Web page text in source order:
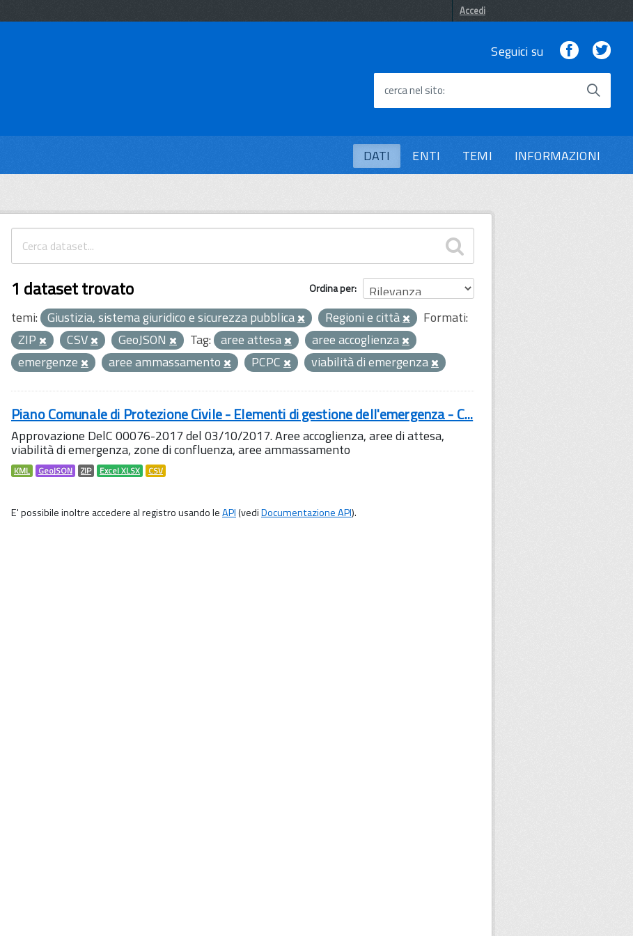
Accedi
Seguici su Facebook
cerca nel sito
DATI ENTI TEMI INFORMAZIONI
Ordina per
1 dataset trovato
temi: Giustizia, sistema giuridico e sicurezza pubblica Regioni e città
Formati:
ZIP
CSV GeoJSON Tag: aree attesa
aree accoglienza
emergenze
aree ammassamento PCPC viabilità di emergenza
Piano Comunale di Protezione Civile - Elementi di gestione dell'emergenza - C...
Approvazione DelC 00076-2017 del 03/10/2017. Aree accoglienza, aree di attesa,
viabilità di emergenza, zone di confluenza, aree ammassamento
KML GeoJSON ZIP Excel XLSX CSV
E' possibile inoltre accedere al registro usando leAPI(vediDocumentazione API).